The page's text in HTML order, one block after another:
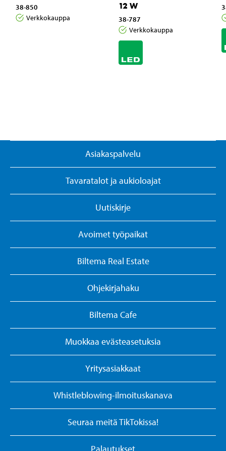
38-850
Verkkokauppa
12 W
38-787
Verkkokauppa
Asiakaspalvelu
Tavaratalot ja aukioloajat
Uutiskirje
Avoimet työpaikat
Biltema Real Estate
Ohjekirjahaku
Biltema Cafe
Muokkaa evästeasetuksia
Yritysasiakkaat
Whistleblowing-ilmoituskanava
Seuraa meitä TikTokissa!